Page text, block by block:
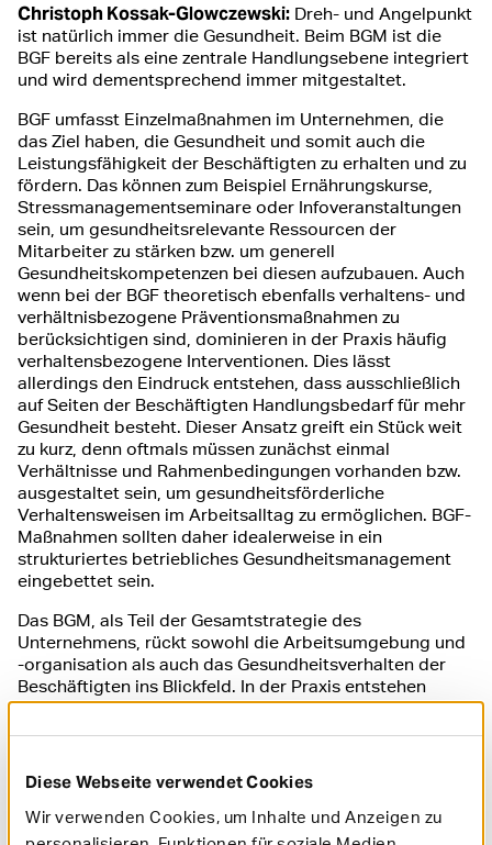
Diese Webseite verwendet Cookies
Wir verwenden Cookies, um Inhalte und Anzeigen zu
Christoph Kossak-Glowczewski: Dreh- und Angelpunkt
ist natürlich immer die Gesundheit. Beim BGM ist die
BGF bereits als eine zentrale Handlungsebene integriert
und wird dementsprechend immer mitgestaltet.
BGF umfasst Einzelmaßnahmen im Unternehmen, die
das Ziel haben, die Gesundheit und somit auch die
Leistungsfähigkeit der Beschäftigten zu erhalten und zu
fördern. Das können zum Beispiel Ernährungskurse,
Stressmanagementseminare oder Infoveranstaltungen
sein, um gesundheitsrelevante Ressourcen der
Mitarbeiter zu stärken bzw. um generell
Gesundheitskompetenzen bei diesen aufzubauen. Auch
wenn bei der BGF theoretisch ebenfalls verhaltens- und
verhältnisbezogene Präventionsmaßnahmen zu
berücksichtigen sind, dominieren in der Praxis häufig
verhaltensbezogene Interventionen. Dies lässt
allerdings den Eindruck entstehen, dass ausschließlich
auf Seiten der Beschäftigten Handlungsbedarf für mehr
Gesundheit besteht. Dieser Ansatz greift ein Stück weit
zu kurz, denn oftmals müssen zunächst einmal
Verhältnisse und Rahmenbedingungen vorhanden bzw.
ausgestaltet sein, um gesundheitsförderliche
Verhaltensweisen im Arbeitsalltag zu ermöglichen. BGF-
Maßnahmen sollten daher idealerweise in ein
strukturiertes betriebliches Gesundheitsmanagement
eingebettet sein.
Das BGM, als Teil der Gesamtstrategie des
Unternehmens, rückt sowohl die Arbeitsumgebung und
-organisation als auch das Gesundheitsverhalten der
Beschäftigten ins Blickfeld. In der Praxis entstehen
gerade dadurch, gegenüber der BGF, deutlich mehr
Für uns als gesetzliche Krankenkasse gilt es,
Unternehmen im betrieblichen
Gesundheitsmanagement nachhaltig zu beraten und bei